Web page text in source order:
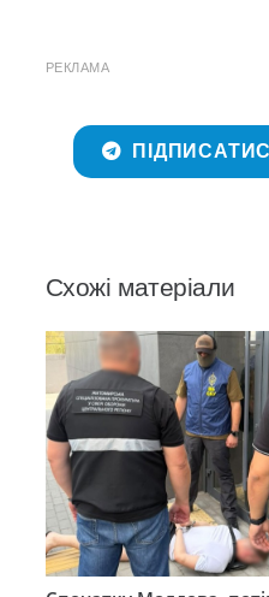
РЕКЛАМА
Схожі матеріали